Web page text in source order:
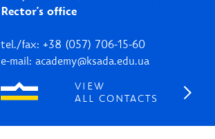
Rector's office
tel./fax: +38 (057) 706-15-60
e-mail: academy@ksada.edu.ua
VIEW
ALL CONTACTS